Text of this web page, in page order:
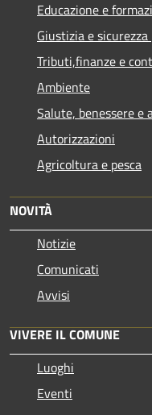
Educazione e
Giustizia e
Tributi,finanze e
Ambiente
Salute, benessere e
Autorizzazioni
Agricoltura e pesca
NOVITÀ
Notizie
Comunicati
Avvisi
VIVERE IL COMUNE
Luoghi
Eventi